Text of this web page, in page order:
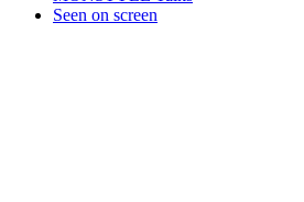
Seen on screen